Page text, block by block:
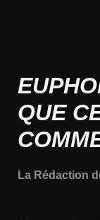
QUE
La Rédaction